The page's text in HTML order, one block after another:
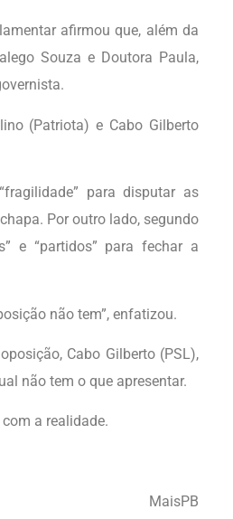
afirmou que, além da
Souza e Doutora Paula,
(Patriota) e Cabo Gilberto
para disputar as
Por outro lado, segundo
e “partidos” para fechar a
não tem”, enfatizou.
Cabo Gilberto (PSL),
não tem o que apresentar.
a realidade.
MaisPB